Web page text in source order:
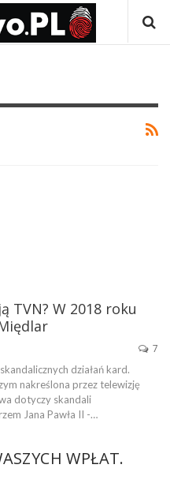
TVN? W 2018 roku
7
działań kard.
nakreślona przez telewizję
dotyczy skandali
Jana Pawła II -…
WPŁAT.